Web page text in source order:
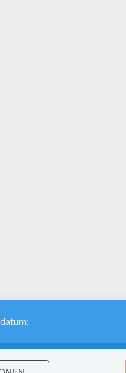
an und schenke es
diese kostenlosen
FANTASTISCHEN